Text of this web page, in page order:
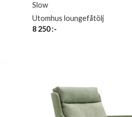
Slow
Utomhus loungefåtölj
8 250:-